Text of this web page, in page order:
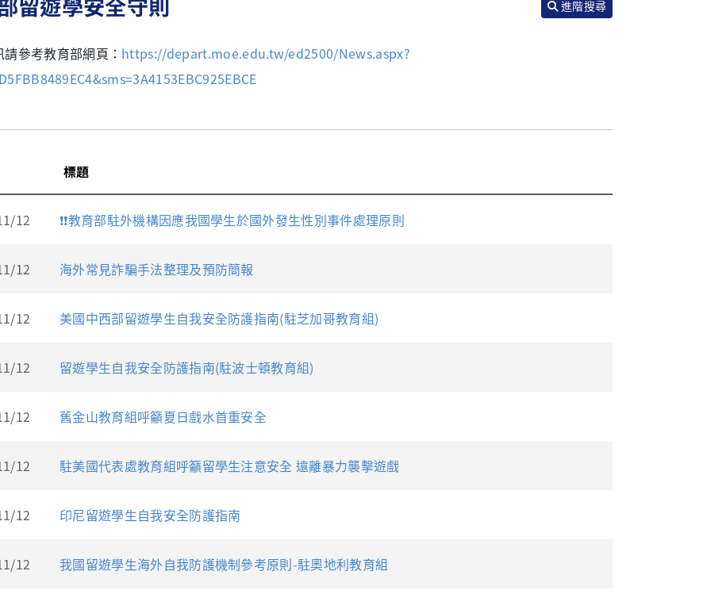
進階搜尋
參考教育部網頁： https://depart.moe.edu.tw/ed2500/News.aspx?
標題
12 ❗❗教育部駐外機構因應我國學生於國外發生性別事件處理原則
12 海外常見詐騙手法整理及預防簡報
12 美國中西部留遊學生自我安全防護指南(駐芝加哥教育組)
12 留遊學生自我安全防護指南(駐波士頓教育組)
12 舊金山教育組呼籲夏日戲水首重安全
12 駐美國代表處教育組呼籲留學生注意安全 遠離暴力襲擊遊戲
12 印尼留遊學生自我安全防護指南
12 我國留遊學生海外自我防護機制參考原則-駐奧地利教育組